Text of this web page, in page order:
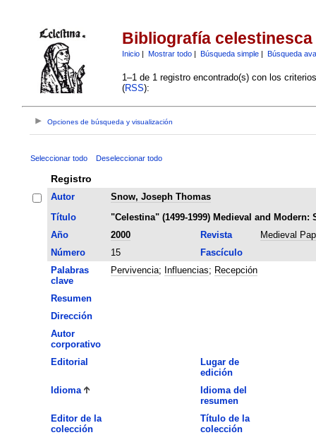
Bibliografía celestinesca
Inicio| Mostrar todo| Búsqueda simple| Búsqueda
1–1 de 1 registro encontrado(s) con los
(RSS):
Opciones de búsqueda y visualización
Seleccionar todo Deseleccionar todo
Registro
Autor
Snow, Joseph Thomas
Título
"Celestina" (1499-1999) Medieval and
Año
2000 Revista
Medieval
Número
15
Fascículo
Palabras
clave
Pervivencia; Influencias; Recepción
Resumen
Dirección
Autor
corporativo
Editorial
Lugar de
edición
Idioma
Idioma del
resumen
Editor de la
colección
Título de la
colección